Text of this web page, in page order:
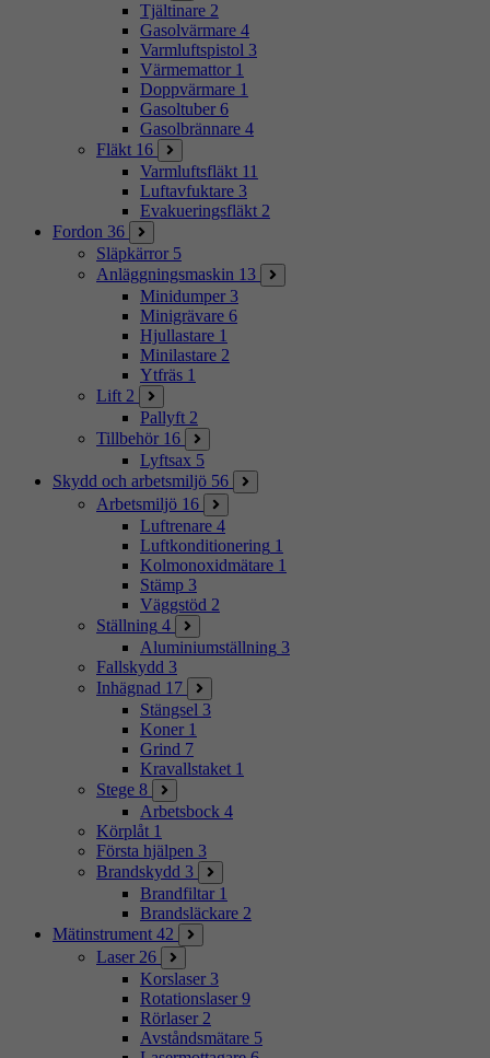
Tjältinare 2
Gasolvärmare 4
Varmluftspistol 3
Värmemattor 1
Doppvärmare 1
Gasoltuber 6
Gasolbrännare 4
Fläkt 16
Varmluftsfläkt 11
Luftavfuktare 3
Evakueringsfläkt 2
Fordon 36
Släpkärror 5
Anläggningsmaskin 13
Minidumper 3
Minigrävare 6
Hjullastare 1
Minilastare 2
Ytfräs 1
Lift 2
Pallyft 2
Tillbehör 16
Lyftsax 5
Skydd och arbetsmiljö 56
Arbetsmiljö 16
Luftrenare 4
Luftkonditionering 1
Kolmonoxidmätare 1
Stämp 3
Väggstöd 2
Ställning 4
Aluminiumställning 3
Fallskydd 3
Inhägnad 17
Stängsel 3
Koner 1
Grind 7
Kravallstaket 1
Stege 8
Arbetsbock 4
Körplåt 1
Första hjälpen 3
Brandskydd 3
Brandfiltar 1
Brandsläckare 2
Mätinstrument 42
Laser 26
Korslaser 3
Rotationslaser 9
Rörlaser 2
Avståndsmätare 5